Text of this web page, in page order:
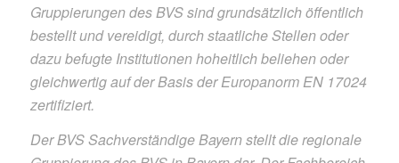
Gruppierungen des BVS sind grundsätzlich öffentlich
bestellt und vereidigt, durch staatliche Stellen oder
dazu befugte Institutionen hoheitlich beliehen oder
gleichwertig auf der Basis der Europanorm EN 17024
zertifiziert.
Der BVS Sachverständige Bayern stellt die regionale